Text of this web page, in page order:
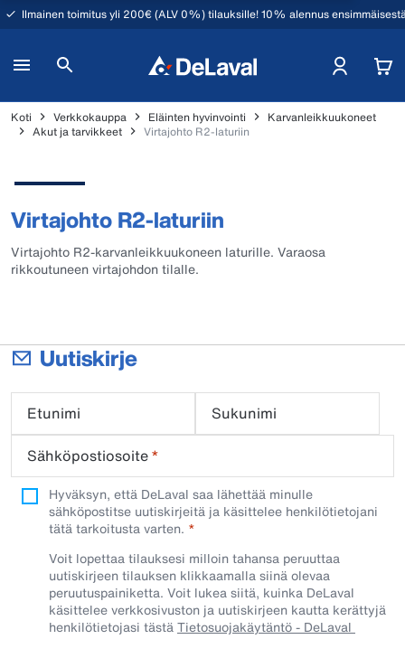
Ilmainen toimitus yli 200€ (ALV 0%) tilauksille! 10% alennus
Koti Verkkokauppa Eläinten hyvinvointi
Karvanleikkuukoneet
Akut ja tarvikkeet
Virtajohto R2-laturiin
Virtajohto R2-laturiin
Virtajohto R2-karvanleikkuukoneen laturille. Varaosa
rikkoutuneen virtajohdon tilalle.
Uutiskirje
Etunimi
Sukunimi
Sähköpostiosoite*
Hyväksyn, että DeLaval saa lähettää minulle
sähköpostitse uutiskirjeitä ja käsittelee henkilötietojani
tätä tarkoitusta varten.
Voit lopettaa tilauksesi milloin tahansa peruuttaa
uutiskirjeen tilauksen klikkaamalla siinä olevaa
peruutuspainiketta. Voit lukea siitä, kuinka DeLaval
käsittelee verkkosivuston ja uutiskirjeen kautta kerättyjä
henkilötietojasi tästäTietosuojakäytäntö - DeLaval